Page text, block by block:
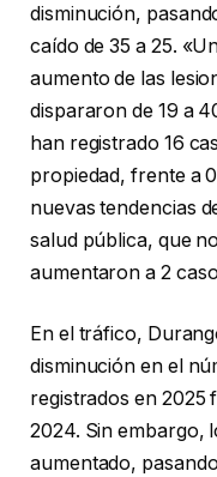
disminución,
caído de 35 a 25.
aumento de las
dispararon de 19 a
han registrado 16
propiedad, frente a
nuevas tendencias
salud pública, que
aumentaron a 2
En el tráfico,
disminución en el
registrados en 2025
2024. Sin embargo,
aumentado,